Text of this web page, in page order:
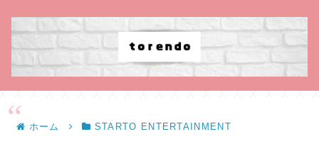
ホーム STARTO ENTERTAINMENT